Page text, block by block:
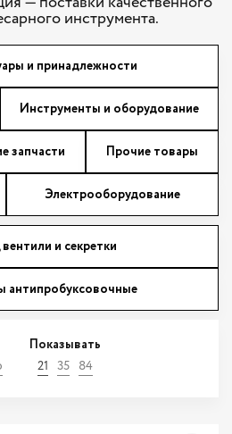
инструмента.
и принадлежности
Инструменты и оборудование
запчасти Прочие товары
Электрооборудование
и секретки
антипробуксовочные
Показывать
21 35 84